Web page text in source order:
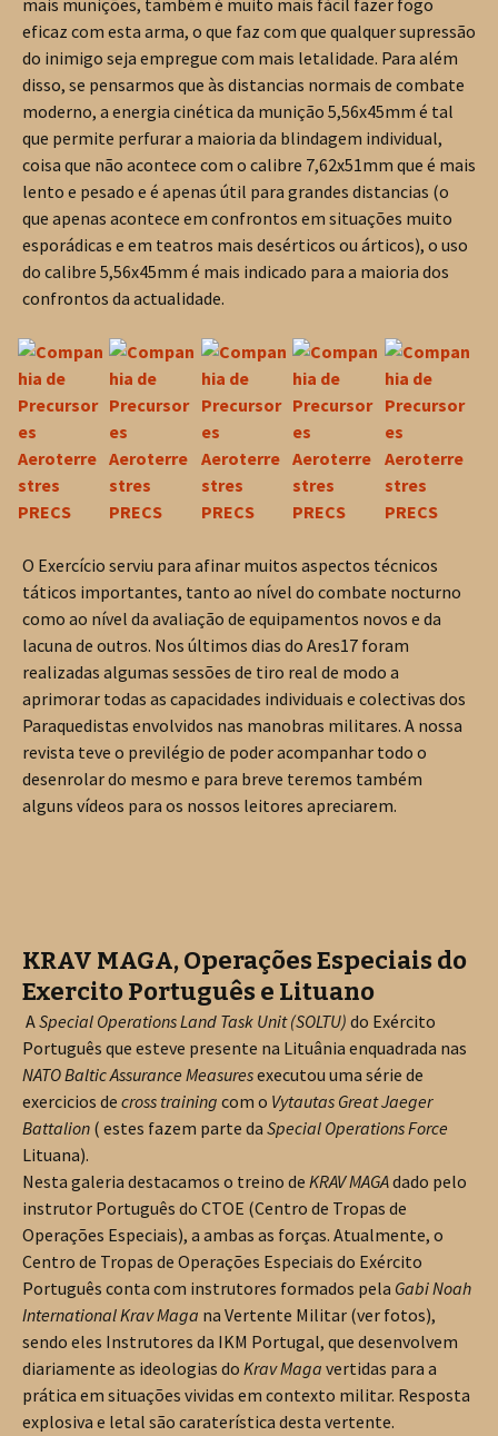
eficaz com esta arma, o que faz com que qualquer supressão
do inimigo seja empregue com mais letalidade. Para além
disso, se pensarmos que às distancias normais de combate
moderno, a energia cinética da munição 5,56x45mm é tal
que permite perfurar a maioria da blindagem individual,
coisa que não acontece com o calibre 7,62x51mm que é mais
lento e pesado e é apenas útil para grandes distancias (o
que apenas acontece em confrontos em situações muito
esporádicas e em teatros mais desérticos ou árticos), o uso
do calibre 5,56x45mm é mais indicado para a maioria dos
confrontos da actualidade.
O Exercício serviu para afinar muitos aspectos técnicos
táticos importantes, tanto ao nível do combate nocturno
como ao nível da avaliação de equipamentos novos e da
lacuna de outros. Nos últimos dias do Ares17 foram
realizadas algumas sessões de tiro real de modo a
aprimorar todas as capacidades individuais e colectivas dos
Paraquedistas envolvidos nas manobras militares. A nossa
revista teve o previlégio de poder acompanhar todo o
desenrolar do mesmo e para breve teremos também
alguns vídeos para os nossos leitores apreciarem.
KRAV MAGA, Operações Especiais do
Exercito Português e Lituano
ASpecial Operations Land Task Unit (SOLTU) do Exército
Português que esteve presente na Lituânia enquadrada nas
NATO Baltic Assurance Measuresexecutou uma série de
exercicios de cross training com o Vytautas Great Jaeger
Battalion ( estes fazem parte da Special Operations Force
Lituana).
Nesta galeria destacamos o treino de KRAV MAGAdado pelo
instrutor Português do CTOE (Centro de Tropas de
Operações Especiais), a ambas as forças. Atualmente, o
Centro de Tropas de Operações Especiais do Exército
Português conta com instrutores formados pela Gabi Noah
International Krav Maga na Vertente Militar (ver fotos),
sendo eles Instrutores da IKM Portugal, que desenvolvem
diariamente as ideologias do Krav Maga vertidas para a
prática em situações vividas em contexto militar. Resposta
explosiva e letal são caraterística desta vertente.